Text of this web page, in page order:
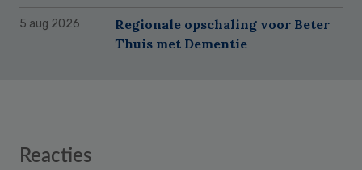
5 aug 2026
Regionale opschaling voor Beter
Thuis met Dementie
Reader
Reacties